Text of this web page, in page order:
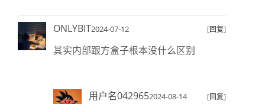
ONLYBIT2024-07-12 [回复]
其实内部跟方盒子根本没什么区别
用户名0429652024-08-14 [回复]